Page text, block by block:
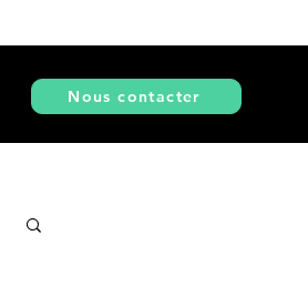
Nous contacter